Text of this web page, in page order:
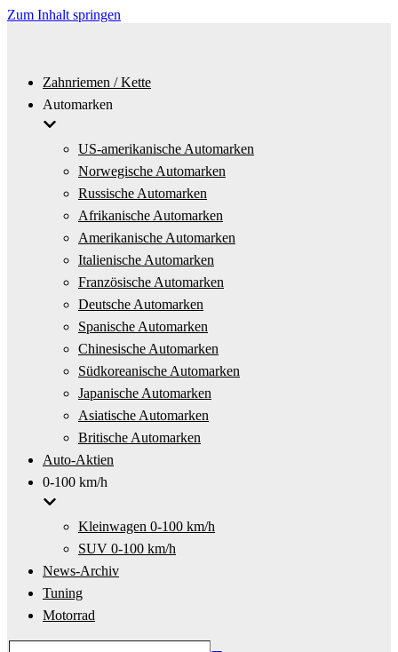
Zum Inhalt springen
Zahnriemen / Kette
Automarken
US-amerikanische Automarken
Norwegische Automarken
Russische Automarken
Afrikanische Automarken
Amerikanische Automarken
Italienische Automarken
Französische Automarken
Deutsche Automarken
Spanische Automarken
Chinesische Automarken
Südkoreanische Automarken
Japanische Automarken
Asiatische Automarken
Britische Automarken
Auto-Aktien
0-100 km/h
Kleinwagen 0-100 km/h
SUV 0-100 km/h
News-Archiv
Tuning
Motorrad